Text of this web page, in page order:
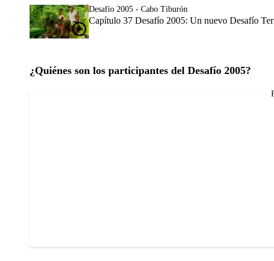
Desafío 2005 - Cabo Tiburón
Capítulo 37 Desafío 2005: Un nuevo Desafío
¿Quiénes son los participantes del Desafío 2005?